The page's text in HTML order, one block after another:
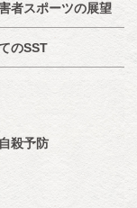
者スポーツの展望
のSST
殺予防